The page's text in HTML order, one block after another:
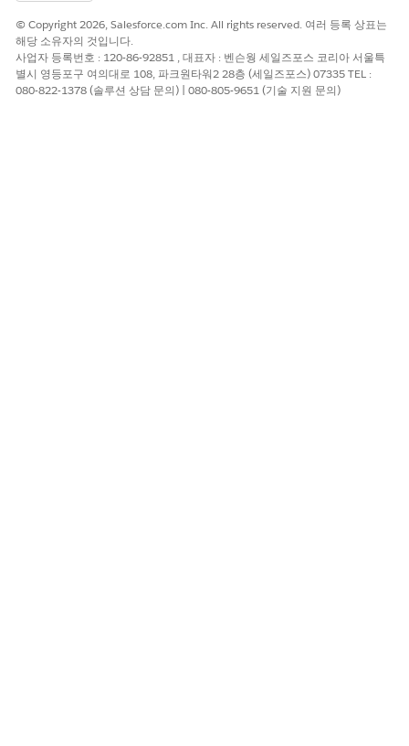
이 기사를 통해 문제를 해결했습니까?
개선을 위한 의견을 보내주세요.
© Copyright 2026, Salesforce.com Inc. All rights reserved. 여러 등록 상표는
해당 소유자의 것입니다.
사업자 등록번호 : 120-86-92851 , 대표자 : 벤슨웡 세일즈포스 코리아 서울특
별시 영등포구 여의대로 108, 파크원타워2 28층 (세일즈포스) 07335 TEL :
080-822-1378 (솔루션 상담 문의) | 080-805-9651 (기술 지원 문의)